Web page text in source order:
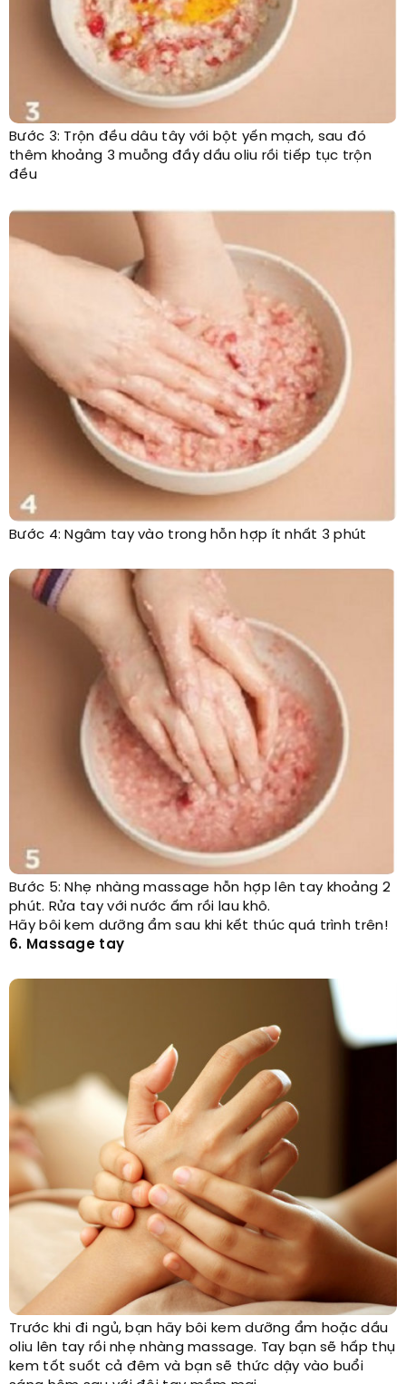
Bước 3: Trộn đều dâu tây với bột yến mạch, sau đó
thêm khoảng 3 muỗng đầy dầu oliu rồi tiếp tục trộn
đều
Bước 4: Ngâm tay vào trong hỗn hợp ít nhất 3 phút
Bước 5: Nhẹ nhàng massage hỗn hợp lên tay khoảng 2
phút. Rửa tay với nước ấm rồi lau khô.
Hãy bôi kem dưỡng ẩm sau khi kết thúc quá trình trên!
6. Massage tay
Trước khi đi ngủ, bạn hãy bôi kem dưỡng ẩm hoặc dầu
oliu lên tay rồi nhẹ nhàng massage. Tay bạn sẽ hấp thụ
kem tốt suốt cả đêm và bạn sẽ thức dậy vào buổi